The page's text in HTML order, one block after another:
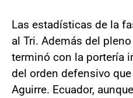
Las estadísticas de la
al Tri. Además del
terminó con la portería
del orden defensivo
Aguirre. Ecuador,